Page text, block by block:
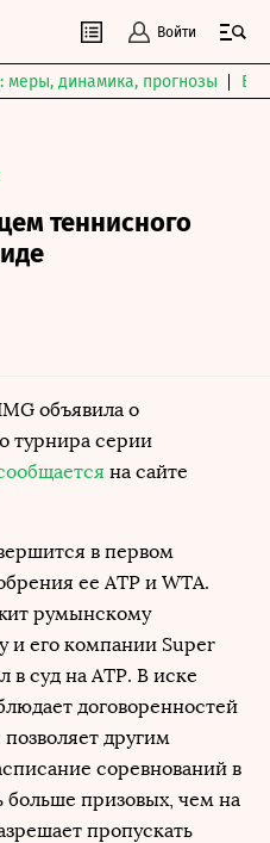
Войти
меры, динамика, прогнозы
теннисного
объявила о
турнира серии
на сайте
в первом
ее АТР и WTA.
румынскому
и его компании Super
в суд на АТР. В иске
договоренностей
другим
соревнований в
больше призовых, чем на
пропускать